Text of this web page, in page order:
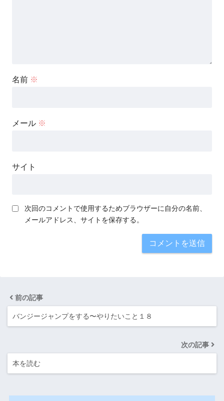
名前 ※
メール ※
サイト
次回のコメントで使用するためブラウザーに自分の名前、
メールアドレス、サイトを保存する。
前の記事
バンジージャンプをする〜やりたいこと１８
次の記事
本を読む